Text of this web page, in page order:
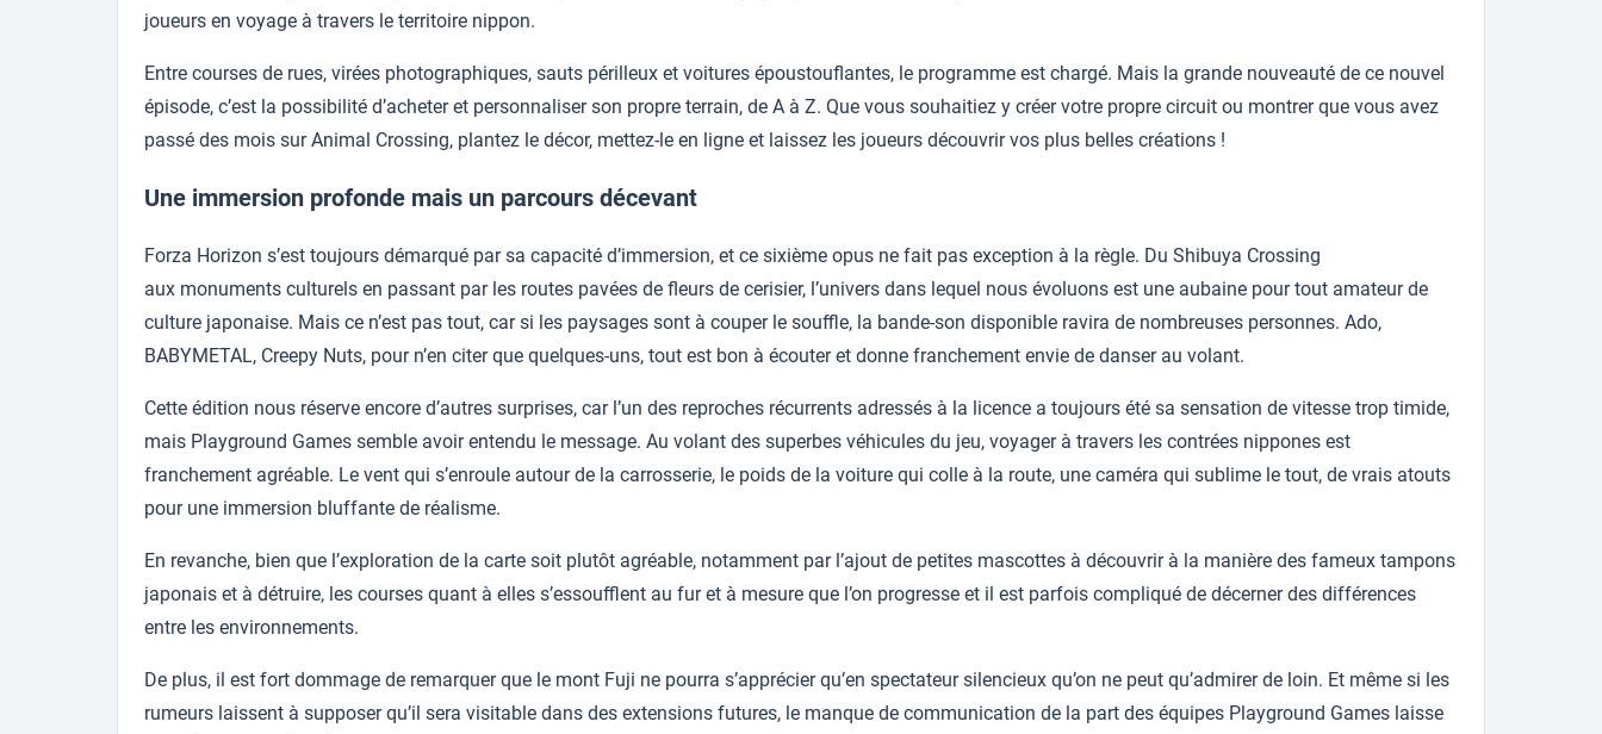
joueurs en voyage à travers le territoire nippon.
Entre courses de rues, virées photographiques, sauts périlleux et voitures époustouflantes, le programme est chargé. Mais la grande nouveauté de ce nouvel
épisode, c’est la possibilité d’acheter et personnaliser son propre terrain, de A à Z. Que vous souhaitiez y créer votre propre circuit ou montrer que vous avez
passé des mois sur Animal Crossing, plantez le décor, mettez-le en ligne et laissez les joueurs découvrir vos plus belles créations !
Une immersion profonde mais un parcours décevant
Forza Horizon s’est toujours démarqué par sa capacité d’immersion, et ce sixième opus ne fait pas exception à la règle. Du Shibuya Crossing
aux monuments culturels en passant par les routes pavées de fleurs de cerisier, l’univers dans lequel nous évoluons est une aubaine pour tout amateur de
culture japonaise. Mais ce n’est pas tout, car si les paysages sont à couper le souffle, la bande-son disponible ravira de nombreuses personnes. Ado,
BABYMETAL, Creepy Nuts, pour n’en citer que quelques-uns, tout est bon à écouter et donne franchement envie de danser au volant.
Cette édition nous réserve encore d’autres surprises, car l’un des reproches récurrents adressés à la licence a toujours été sa sensation de vitesse trop timide,
mais Playground Games semble avoir entendu le message. Au volant des superbes véhicules du jeu, voyager à travers les contrées nippones est
franchement agréable. Le vent qui s’enroule autour de la carrosserie, le poids de la voiture qui colle à la route, une caméra qui sublime le tout, de vrais atouts
pour une immersion bluffante de réalisme.
En revanche, bien que l’exploration de la carte soit plutôt agréable, notamment par l’ajout de petites mascottes à découvrir à la manière des fameux tampons
japonais et à détruire, les courses quant à elles s’essoufflent au fur et à mesure que l’on progresse et il est parfois compliqué de décerner des différences
entre les environnements.
De plus, il est fort dommage de remarquer que le mont Fuji ne pourra s’apprécier qu’en spectateur silencieux qu’on ne peut qu’admirer de loin. Et même si les
rumeurs laissent à supposer qu’il sera visitable dans des extensions futures, le manque de communication de la part des équipes Playground Games laisse